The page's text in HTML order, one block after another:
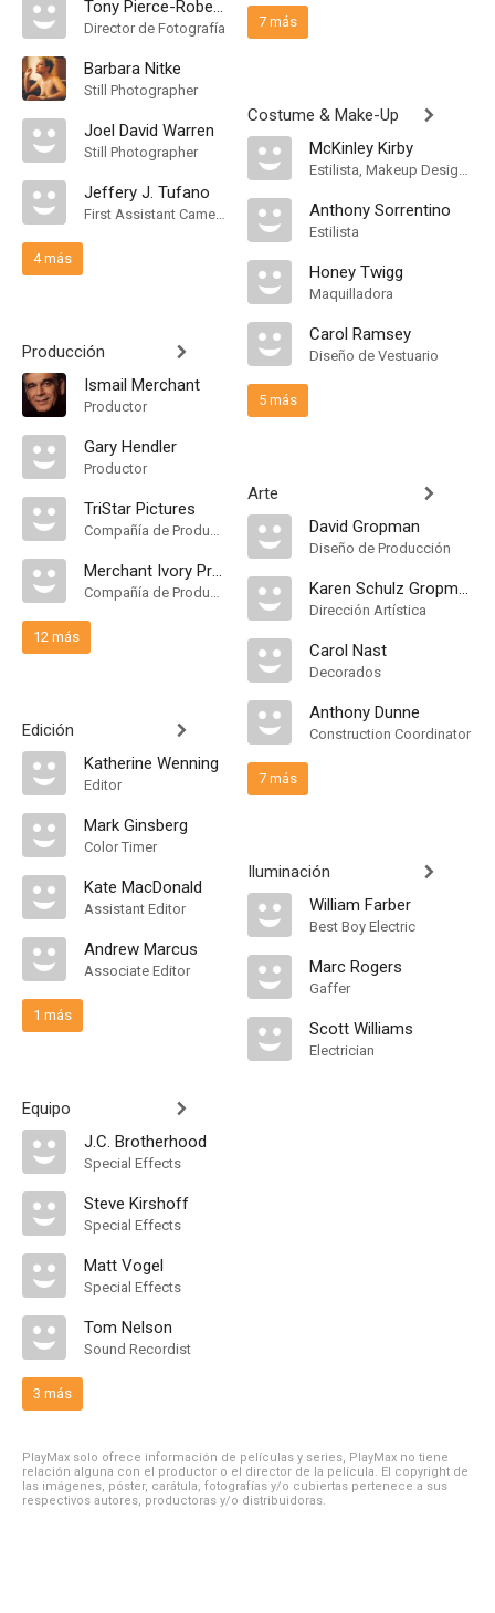
Tony Pierce-Roberts
Director de Fotografía
Barbara Nitke
Still Photographer
Joel David Warren
Still Photographer
Jeffery J. Tufano
First Assistant Camera
4 más
Producción
Ismail Merchant
Productor
Gary Hendler
Productor
TriStar Pictures
Compañía de Produccion
Merchant Ivory Production
Compañía de Produccion
12 más
Edición
Katherine Wenning
Editor
Mark Ginsberg
Color Timer
Kate MacDonald
Assistant Editor
Andrew Marcus
Associate Editor
1 más
Equipo
J.C. Brotherhood
Special Effects
Steve Kirshoff
Special Effects
Matt Vogel
Special Effects
Tom Nelson
Sound Recordist
3 más
7 más
Costume & Make-Up
McKinley Kirby
Estilista, Makeup Designer
Anthony Sorrentino
Estilista
Honey Twigg
Maquilladora
Carol Ramsey
Diseño de Vestuario
5 más
Arte
David Gropman
Diseño de Producción
Karen Schulz Gropman
Dirección Artística
Carol Nast
Decorados
Anthony Dunne
Construction Coordinator
7 más
Iluminación
William Farber
Best Boy Electric
Marc Rogers
Gaffer
Scott Williams
Electrician
PlayMax solo ofrece información de películas y series, PlayMax no tiene
relación alguna con el productor o el director de la película. El copyright de
las imágenes, póster, carátula, fotografías y/o cubiertas pertenece a sus
respectivos autores, productoras y/o distribuidoras.